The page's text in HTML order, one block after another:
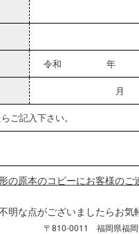
令和
月
ご記入下さい。
の原本のコピーにお客様のご
明な点がございましたらお気
〒810-0011 福岡県福岡